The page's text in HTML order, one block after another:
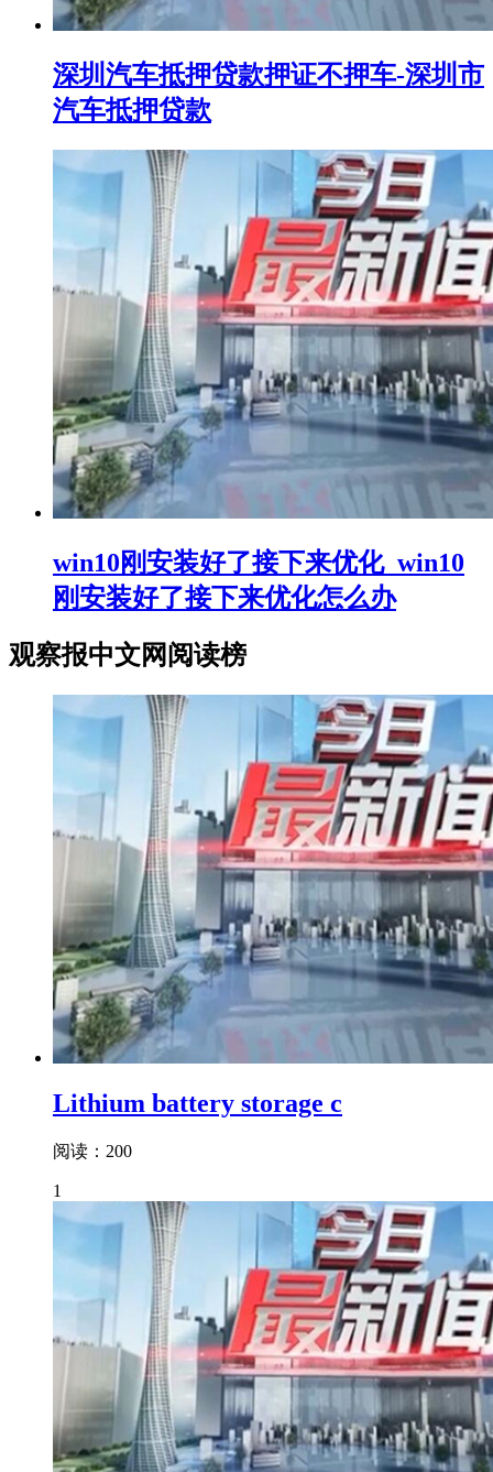
深圳汽车抵押贷款押证不押车-深圳市
汽车抵押贷款
win10刚安装好了接下来优化_win10
刚安装好了接下来优化怎么办
观察报中文网阅读榜
Lithium battery storage c
阅读：200
1